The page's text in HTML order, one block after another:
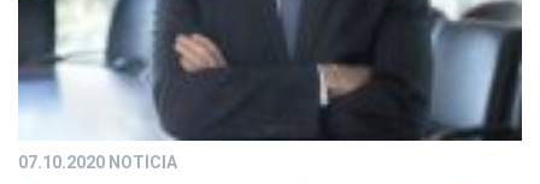
07.10.2020NOTICIA